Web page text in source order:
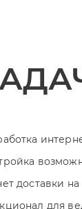
доставки на
для